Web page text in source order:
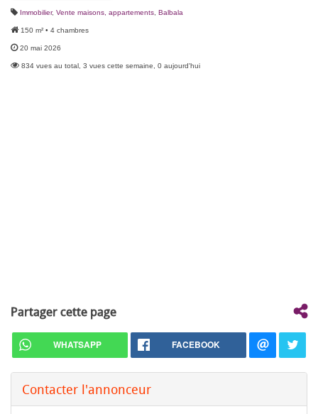
Immobilier, Vente maisons, appartements Balbala
150 m² • 4 chambres
20 mai 2026
834 vues au total, 3 vues cette semaine, 0 aujourd'hui
Partager cette page
WHATSAPP FACEBOOK
Contacter l'annonceur